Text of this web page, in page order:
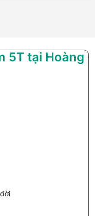
5T tại Hoàng